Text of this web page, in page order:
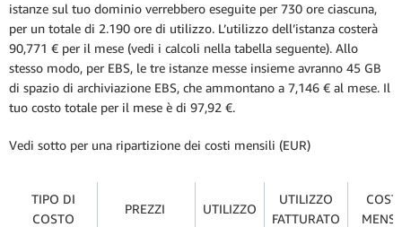
istanze sul tuo dominio verrebbero eseguite per 730 ore ciascuna,
per un totale di 2.190 ore di utilizzo. L’utilizzo dell’istanza costerà
90,771 € per il mese (vedi i calcoli nella tabella seguente). Allo
stesso modo, per EBS, le tre istanze messe insieme avranno 45 GB
di spazio di archiviazione EBS, che ammontano a 7,146 € al mese. Il
tuo costo totale per il mese è di 97,92 €.
Vedi sotto per una ripartizione dei costi mensili (EUR)
TIPO DI
COSTO
PREZZI UTILIZZO
UTILIZZO
FATTURATO